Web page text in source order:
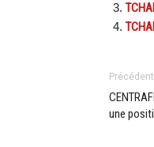
Précédent
une